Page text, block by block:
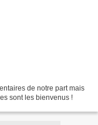
de notre part mais
sont les bienvenus !